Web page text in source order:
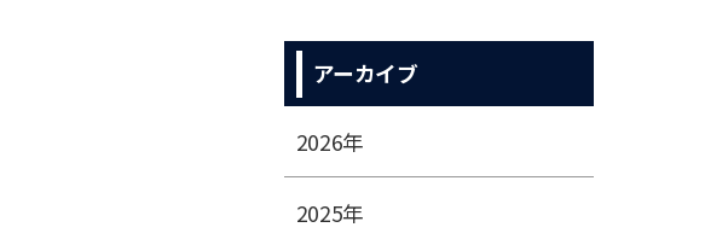
アーカイブ
2026年
2025年